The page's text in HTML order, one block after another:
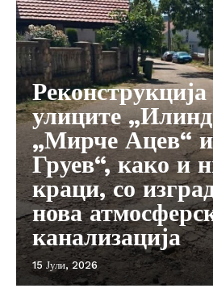
улиците
„Мирче Ацев“
Груев“, како и
краци, со
нова
канализација
15 Јули, 2026